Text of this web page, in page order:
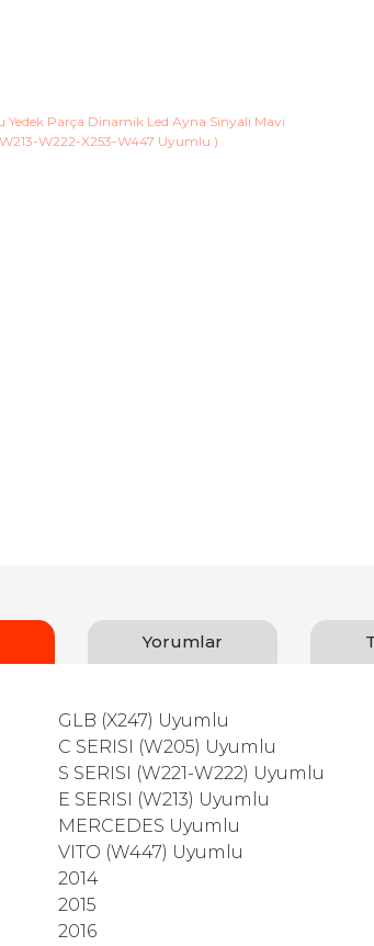
Yorumlar
GLB (X247) Uyumlu
C SERISI (W205) Uyumlu
S SERISI (W221-W222) Uyumlu
E SERISI (W213) Uyumlu
MERCEDES Uyumlu
VITO (W447) Uyumlu
2014
2015
2016